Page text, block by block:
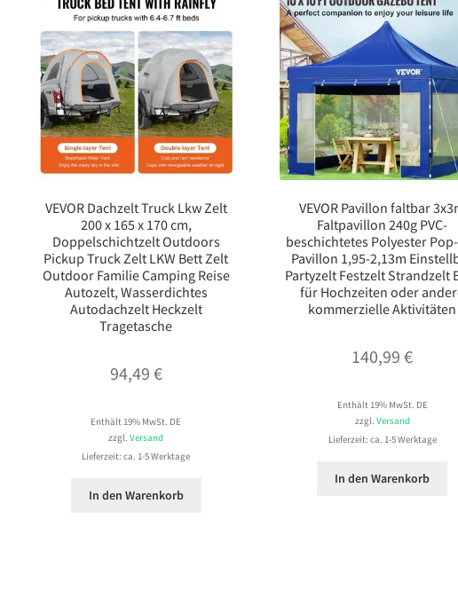
VEVOR Dachzelt Truck Lkw Zelt
200 x 165 x 170 cm,
Doppelschichtzelt Outdoors
Pickup Truck Zelt LKW Bett Zelt
Outdoor Familie Camping Reise
Autozelt, Wasserdichtes
Autodachzelt Heckzelt
Tragetasche
94,49 €
Enthält 19% MwSt. DE
zzgl.Versand
Lieferzeit: ca. 1-5 Werktage
In den Warenkorb
VEVOR Pavillon faltbar
Faltpavillon 240g PVC-
beschichtetes Polyester
Pavillon 1,95-2,13m
Partyzelt Festzelt Strandzelt
für Hochzeiten oder
kommerzielle Aktivitäten
140,99€
Enthält 19% MwSt. DE
zzgl. Versand
Lieferzeit: ca. 1-5 Werktage
In den Warenkorb